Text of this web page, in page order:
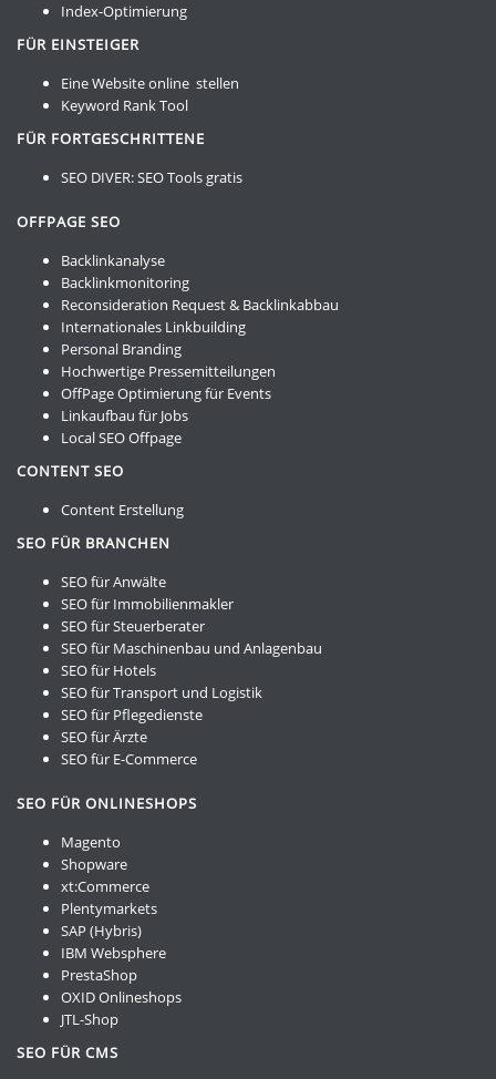
Index-Optimierung
FÜR EINSTEIGER
Eine Website online stellen
Keyword Rank Tool
FÜR FORTGESCHRITTENE
SEO DIVER:SEO Tools gratis
OFFPAGE SEO
Backlinkanalyse
Backlinkmonitoring
Reconsideration Request & Backlinkabbau
Internationales Linkbuilding
Personal Branding
Hochwertige Pressemitteilungen
OffPage Optimierung für Events
Linkaufbau für Jobs
Local SEO Offpage
CONTENT SEO
Content Erstellung
SEO FÜR BRANCHEN
SEO für Anwälte
SEO für Immobilienmakler
SEO für Steuerberater
SEO für Maschinenbau und Anlagenbau
SEO für Hotels
SEO für Transport und Logistik
SEO für Pflegedienste
SEO für Ärzte
SEO für E-Commerce
SEO FÜR ONLINESHOPS
Magento
Shopware
xt:Commerce
Plentymarkets
SAP (Hybris)
IBM Websphere
PrestaShop
OXID Onlineshops
JTL-Shop
SEO FÜR CMS